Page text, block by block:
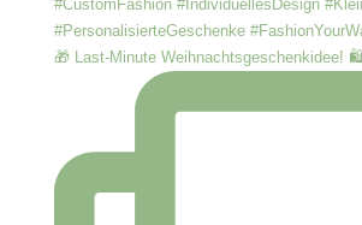
🎁 Last-Minute Weihnachtsgeschenkidee!